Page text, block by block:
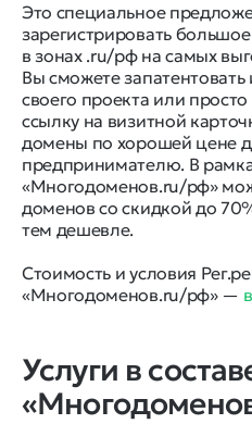
Это специальное
зарегистрировать
в зонах .ru/рф на самых
Вы сможете запатентовать
своего проекта или
ссылку на визитной
домены по хорошей цене
предпринимателю. В
«Многодоменов.ru/рф»
доменов со скидкой до
тем дешевле.
Стоимость и условия
«Многодоменов.ru/рф» —
Услуги в